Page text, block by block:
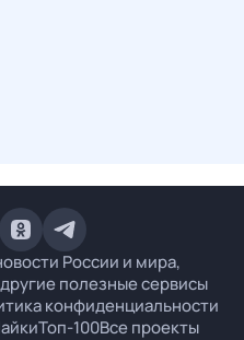
России и мира,
полезные сервисы
конфиденциальности
Топ-100Все проекты